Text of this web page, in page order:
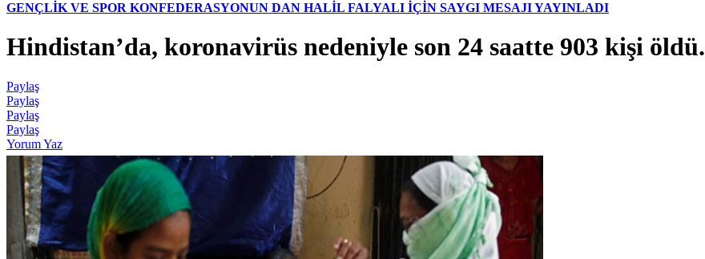
GENÇLİK VE SPOR KONFEDERASYONUN DAN HALİL FALYALI İÇİN SAYGI MESAJI YAYINLADI
Hindistan’da, koronavirüs nedeniyle son 24 saatte 903 kişi öldü.
Paylaş
Paylaş
Paylaş
Paylaş
Yorum Yaz